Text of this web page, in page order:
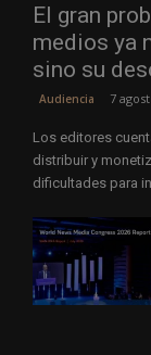
El gran
medios ya
sino su
Audiencia 7
Los editores
distribuir y
dificultades para